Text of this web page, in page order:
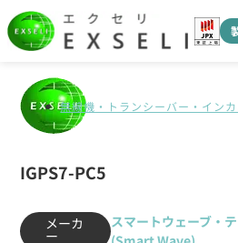
無線機・トランシーバー・イン
IGPS7-PC5
メーカ
ー
スマートウェーブ・